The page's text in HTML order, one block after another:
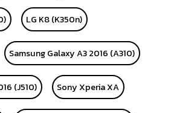
LG K8 (K350n)
Samsung Galaxy A3 2016 (A310)
(J510) Sony Xperia XA